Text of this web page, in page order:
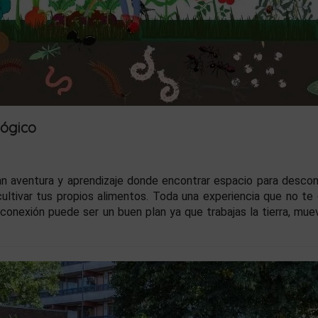
aventura y aprendizaje donde encontrar espacio para
tus propios alimentos. Toda una experiencia que no te
puede ser un buen plan ya que trabajas la tierra,